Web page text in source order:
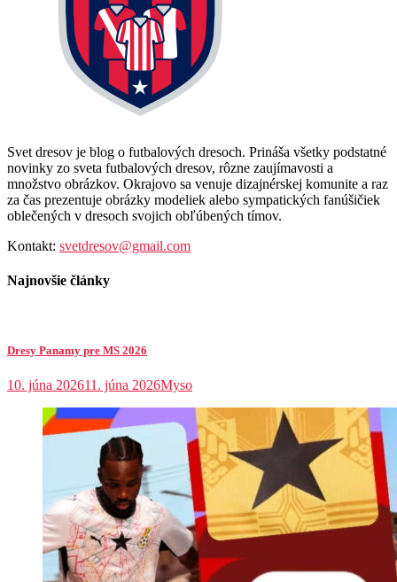
Svet dresov je blog o futbalových dresoch. Prináša všetky podstatné
novinky zo sveta futbalových dresov, rôzne zaujímavosti a
množstvo obrázkov. Okrajovo sa venuje dizajnérskej komunite a raz
za čas prezentuje obrázky modeliek alebo sympatických fanúšičiek
oblečených v dresoch svojich obľúbených tímov.
Kontakt: svetdresov@gmail.com
Najnovšie články
Dresy Panamy pre MS 2026
10. júna 202611. júna 2026Myso